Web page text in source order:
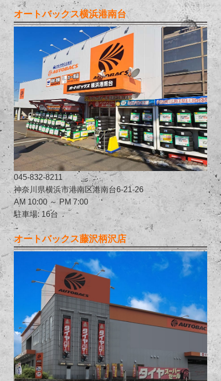
オートバックス横浜港南台
045-832-8211
神奈川県横浜市港南区港南台6-21-26
AM 10:00 ～ PM 7:00
駐車場: 16台
オートバックス藤沢柄沢店